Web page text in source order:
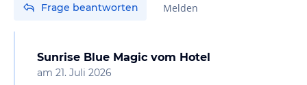
Frage beantworten Melden
Sunrise Blue Magic vom Hotel
am 21. Juli 2026